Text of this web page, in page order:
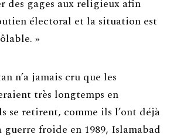
des gages aux religieux afin
électoral et la situation est
»
n’a jamais cru que les
très longtemps en
se retirent, comme ils l’ont déjà
froide en 1989, Islamabad